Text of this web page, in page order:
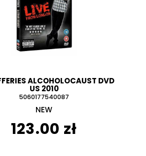
ALCOHOLOCAUST DVD
US 2010
5060177540087
NEW
123.00 zł